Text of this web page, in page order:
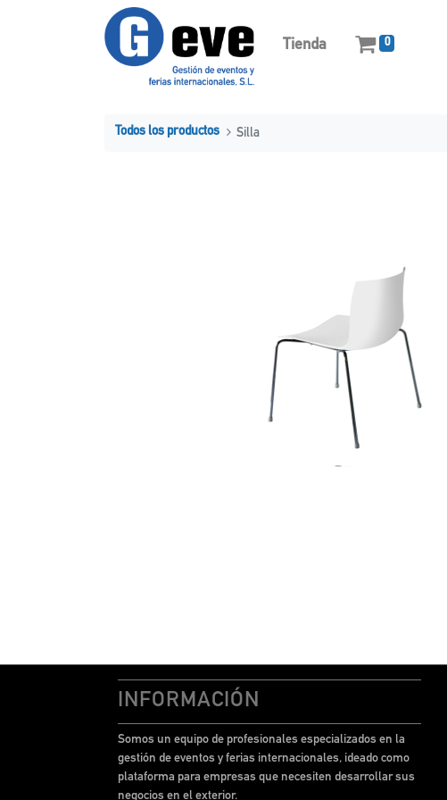
Tienda 0
Todos los productos Silla
INFORMACIÓN
Somos un equipo de profesionales especializados en la
gestión de eventos y ferias internacionales, ideado como
plataforma para empresas que necesiten desarrollar sus
negocios en el exterior.